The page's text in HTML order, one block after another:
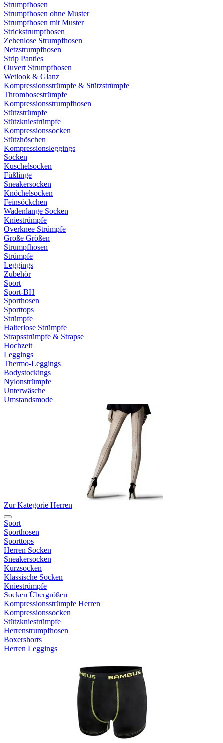
Strumpfhosen
Strumpfhosen ohne Muster
Strumpfhosen mit Muster
Strickstrumpfhosen
Zehenlose Strumpfhosen
Netzstrumpfhosen
Strip Panties
Ouvert Strumpfhosen
Wetlook & Glanz
Kompressionsstrümpfe & Stützstrümpfe
Thrombosestrümpfe
Kompressionsstrumpfhosen
Stützstrümpfe
Stützkniestrümpfe
Kompressionssocken
Stützhöschen
Kompressionsleggings
Socken
Kuschelsocken
Füßlinge
Sneakersocken
Knöchelsocken
Feinsöckchen
Wadenlange Socken
Kniestrümpfe
Overknee Strümpfe
Große Größen
Strumpfhosen
Strümpfe
Leggings
Zubehör
Sport
Sport-BH
Sporthosen
Sporttops
Strümpfe
Halterlose Strümpfe
Strapsstrümpfe & Strapse
Hochzeit
Leggings
Thermo-Leggings
Bodystockings
Nylonstrümpfe
Unterwäsche
Umstandsmode
Zur Kategorie Herren
Sport
Sporthosen
Sporttops
Herren Socken
Sneakersocken
Kurzsocken
Klassische Socken
Kniestrümpfe
Socken Übergrößen
Kompressionsstrümpfe Herren
Kompressionssocken
Stützkniestrümpfe
Herrenstrumpfhosen
Boxershorts
Herren Leggings